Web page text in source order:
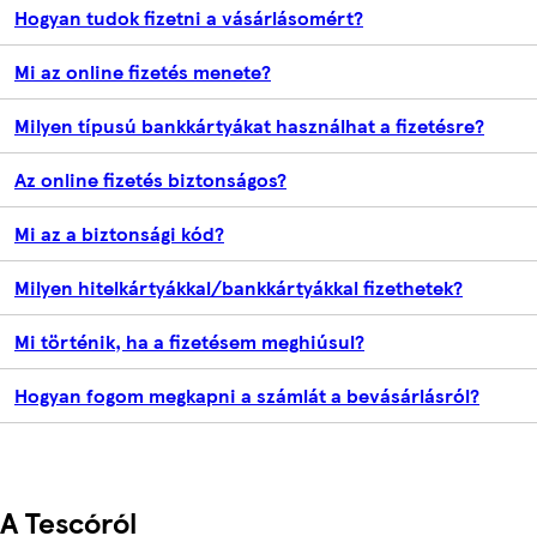
Hogyan tudok fizetni a vásárlásomért?
Mi az online fizetés menete?
Milyen típusú bankkártyákat használhat a fizetésre?
Az online fizetés biztonságos?
Mi az a biztonsági kód?
Milyen hitelkártyákkal/bankkártyákkal fizethetek?
Mi történik, ha a fizetésem meghiúsul?
Hogyan fogom megkapni a számlát a bevásárlásról?
A Tescóról